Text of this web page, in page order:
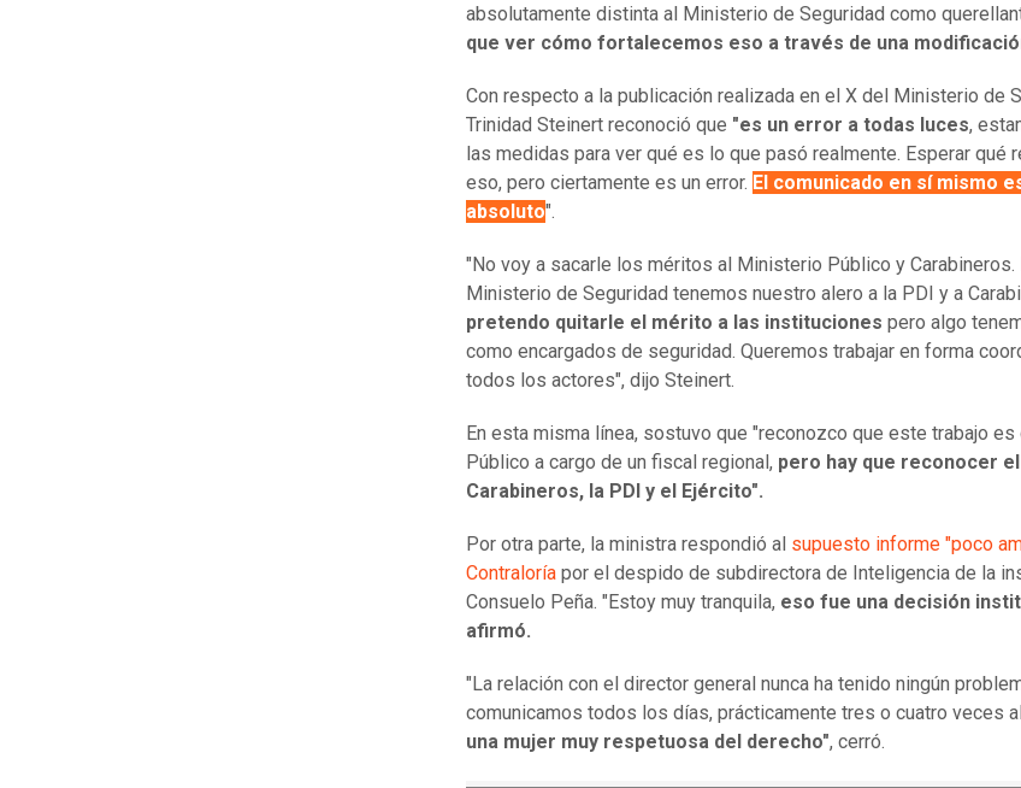
absolutamente distinta al Ministerio de Seguridad como
que ver cómo fortalecemos eso a través de una
Con respecto a la publicación realizada en el X del Ministerio de
Trinidad Steinert reconoció que "es un error a todas luces,
las medidas para ver qué es lo que pasó realmente. Esperar qué
eso, pero ciertamente es un error. El comunicado en sí mismo
absoluto".
"No voy a sacarle los méritos al Ministerio Público y
Ministerio de Seguridad tenemos nuestro alero a la PDI y a
pretendo quitarle el mérito a las instituciones pero algo
como encargados de seguridad. Queremos trabajar en forma
todos los actores", dijo Steinert.
En esta misma línea, sostuvo que "reconozco que este trabajo
Público a cargo de un fiscal regional, pero hay que reconocer
Carabineros, la PDI y el Ejército".
Por otra parte, la ministra respondió al supuesto informe "poco
Contraloría por el despido de subdirectora de Inteligencia de la
Consuelo Peña. "Estoy muy tranquila, eso fue una decisión
afirmó.
"La relación con el director general nunca ha tenido ningún
comunicamos todos los días, prácticamente tres o cuatro veces
una mujer muy respetuosa del derecho", cerró.